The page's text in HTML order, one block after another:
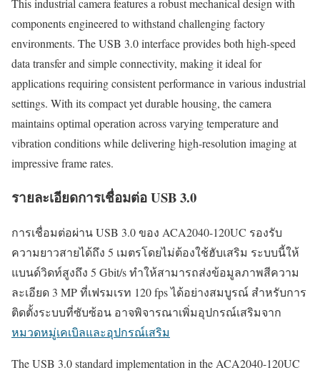
This industrial camera features a robust mechanical design with
components engineered to withstand challenging factory
environments. The USB 3.0 interface provides both high-speed
data transfer and simple connectivity, making it ideal for
applications requiring consistent performance in various industrial
settings. With its compact yet durable housing, the camera
maintains optimal operation across varying temperature and
vibration conditions while delivering high-resolution imaging at
impressive frame rates.
รายละเอียดการเชื่อมต่อ USB 3.0
การเชื่อมต่อผ่าน USB 3.0 ของ ACA2040-120UC รองรับ
ความยาวสายได้ถึง 5 เมตรโดยไม่ต้องใช้ฮับเสริม ระบบนี้ให้
แบนด์วิดท์สูงถึง 5 Gbit/s ทำให้สามารถส่งข้อมูลภาพสีความ
ละเอียด 3 MP ที่เฟรมเรท 120 fps ได้อย่างสมบูรณ์ สำหรับการ
ติดตั้งระบบที่ซับซ้อน อาจพิจารณาเพิ่มอุปกรณ์เสริมจาก
หมวดหมู่เคเบิลและอุปกรณ์เสริม
The USB 3.0 standard implementation in the ACA2040-120UC